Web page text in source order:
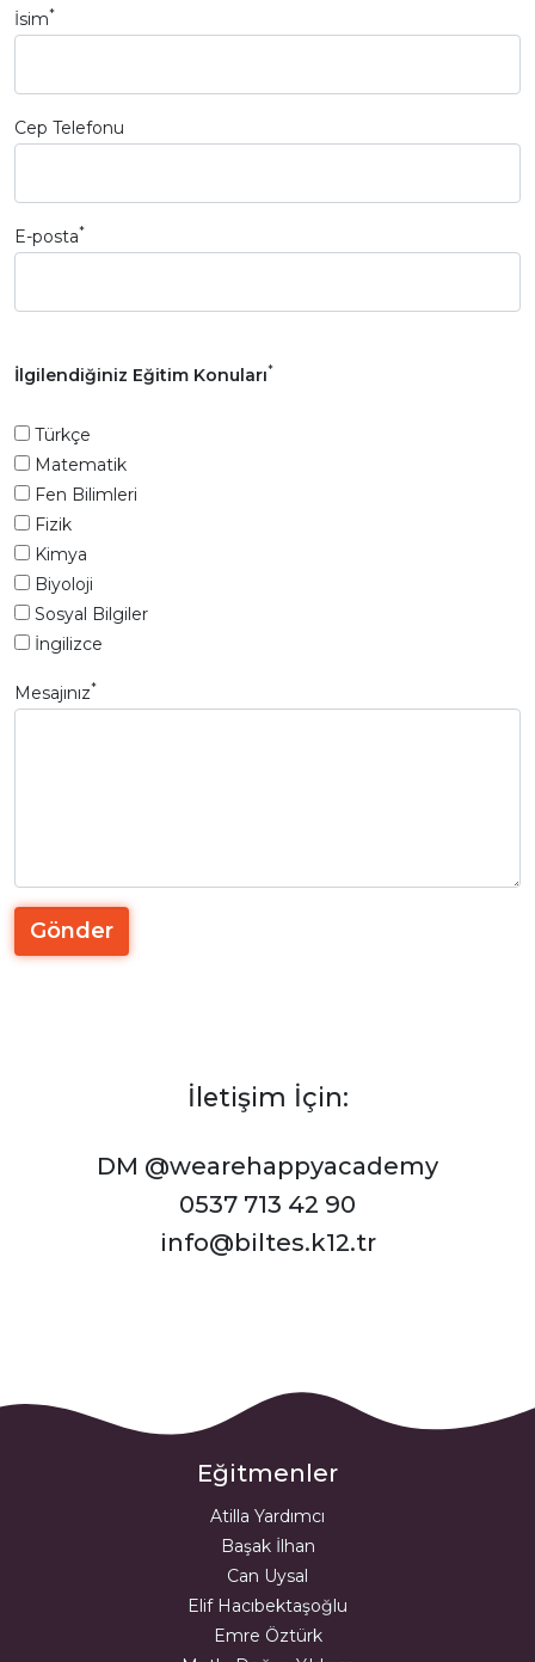
İsim*
Cep Telefonu
E-posta*
İlgilendiğiniz Eğitim Konuları*
Türkçe
Matematik
Fen Bilimleri
Fizik
Kimya
Biyoloji
Sosyal Bilgiler
İngilizce
Mesajınız*
Gönder
İletişim İçin:
DM @wearehappyacademy
0537 713 42 90
info@biltes.k12.tr
Eğitmenler
Atilla Yardımcı
Başak İlhan
Can Uysal
Elif Hacıbektaşoğlu
Emre Öztürk